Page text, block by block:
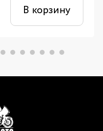
В корзину